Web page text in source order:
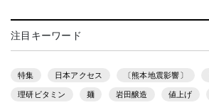
注目キーワード
特集 日本アクセス 〔熊本地震影響〕
理研ビタミン 麺 岩田醸造 値上げ